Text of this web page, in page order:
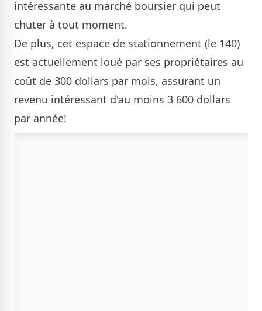
intéressante au marché boursier qui peut
chuter à tout moment.
De plus, cet espace de stationnement (le 140)
est actuellement loué par ses propriétaires au
coût de 300 dollars par mois, assurant un
revenu intéressant d'au moins 3 600 dollars
par année!